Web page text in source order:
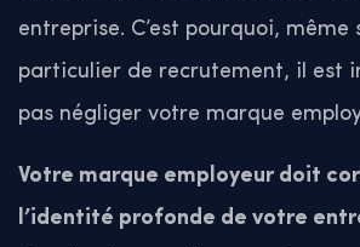
entreprise. C’est pourquoi, même
particulier de recrutement, il est
pas négliger votre marque
Votre marque employeur doit
l’identité profonde de votre